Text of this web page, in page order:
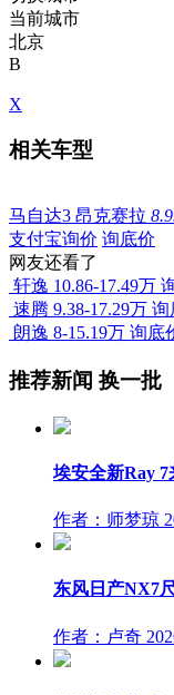
当前城市
北京
B
X
相关车型
马自达3 昂克赛拉
支付宝询价 询底价
网友还看了
轩逸 10.86-17.49万
速腾 9.38-17.29万 询
朗逸 8-15.19万 询底
推荐新闻 换一批
埃安全新Ray
作者：师梦琼
东风日产NX7
作者：卢奇